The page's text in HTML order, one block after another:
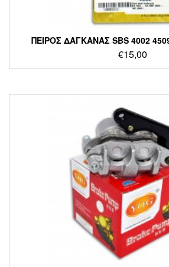
ΠΕΙΡΟΣ ΔΑΓΚΑΝΑΣ SBS 4002
€15,00